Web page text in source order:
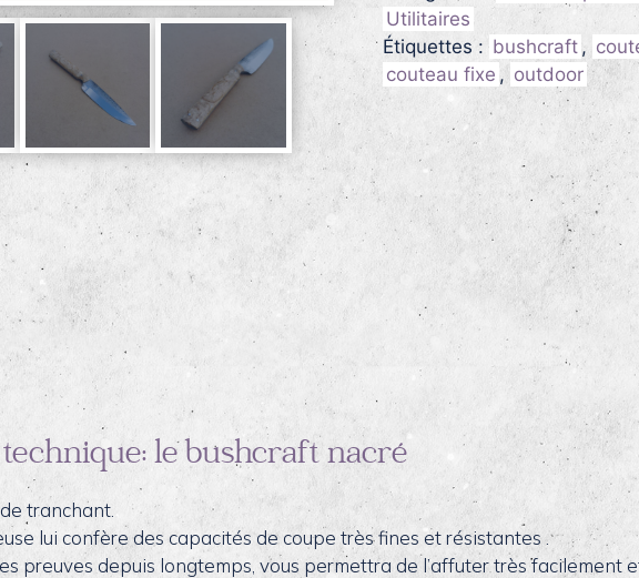
Mest
170,
couteau
en
bouleau
madré
Utilitaires
Étiquettes : bushcraft ,
couteau fixe , outdoor
le bushcraft nacré
tranchant.
lui confère des capacités de coupe très fines et résistantes .
preuves depuis longtemps, vous permettra de l’affuter très facilement